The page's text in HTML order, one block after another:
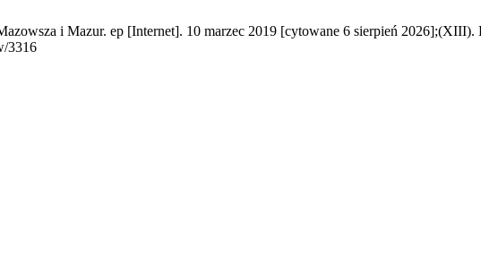
i Mazur. ep [Internet]. 10 marzec 2019 [cytowane 6 sierpień 2026];(XIII).
3316